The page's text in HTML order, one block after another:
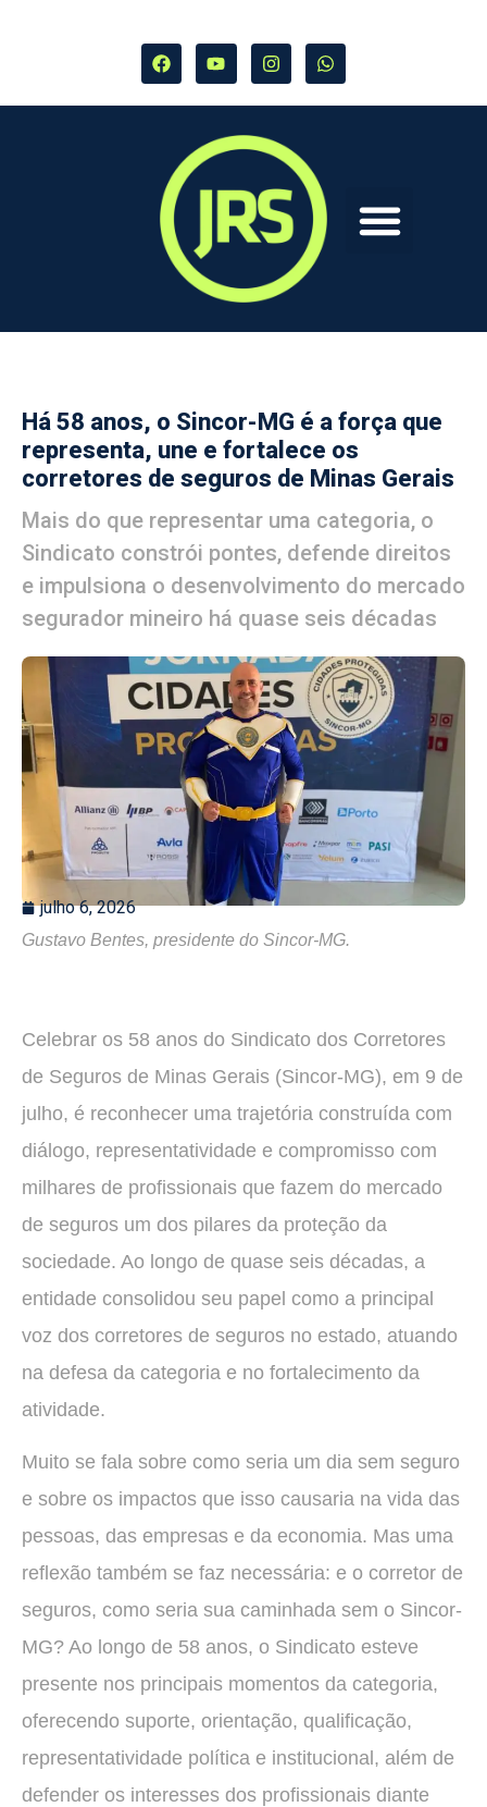
Há 58 anos, o Sincor-MG é a força que
representa, une e fortalece os
corretores de seguros de Minas Gerais
Mais do que representar uma categoria, o
Sindicato constrói pontes, defende direitos
e impulsiona o desenvolvimento do mercado
segurador mineiro há quase seis décadas
julho 6, 2026
Gustavo Bentes, presidente do Sincor-MG.
Celebrar os 58 anos do Sindicato dos Corretores
de Seguros de Minas Gerais (Sincor-MG), em 9 de
julho, é reconhecer uma trajetória construída com
diálogo, representatividade e compromisso com
milhares de profissionais que fazem do mercado
de seguros um dos pilares da proteção da
sociedade. Ao longo de quase seis décadas, a
entidade consolidou seu papel como a principal
voz dos corretores de seguros no estado, atuando
na defesa da categoria e no fortalecimento da
atividade.
Muito se fala sobre como seria um dia sem seguro
e sobre os impactos que isso causaria na vida das
pessoas, das empresas e da economia. Mas uma
reflexão também se faz necessária: e o corretor de
seguros, como seria sua caminhada sem o Sincor-
MG? Ao longo de 58 anos, o Sindicato esteve
presente nos principais momentos da categoria,
oferecendo suporte, orientação, qualificação,
representatividade política e institucional, além de
defender os interesses dos profissionais diante